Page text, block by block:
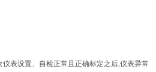
表设置、自检正常且正确标定之后,仪表异常